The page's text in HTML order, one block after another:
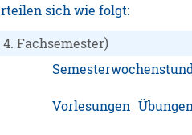
sich wie folgt:
Fachsemester)
Vorlesungen